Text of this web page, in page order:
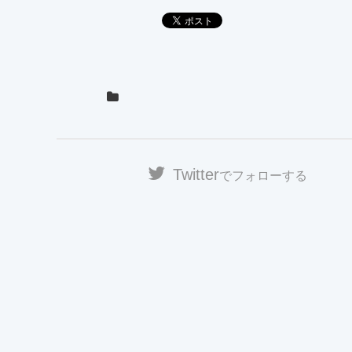
Twitterでフォローする